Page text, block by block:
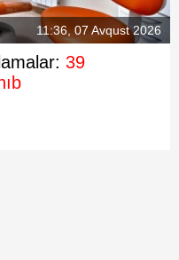
11:36, 07 Avqust 2026
39